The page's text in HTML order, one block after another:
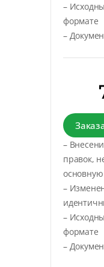
–
формате
–
–
правок,
–
–
формате
–